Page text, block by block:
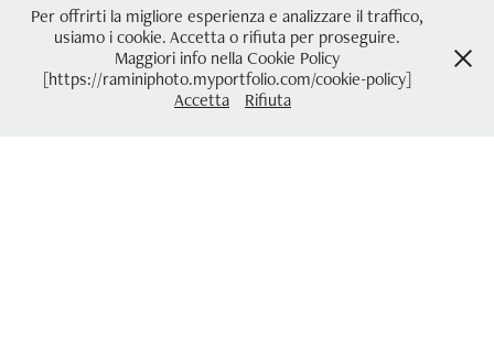
dispositivo automatico e, se tecnicamente fattibile, di trasmetterli a un
altro titolare senza impedimenti.
Diritto di opposizione (Art. 21 GDPR): Opporti in qualsiasi momento al
trattamento dei tuoi Dati Personali, per motivi connessi alla tua
situazione particolare.
Per offrirti la migliore esperienza e analizzare il traffico,
usiamo i cookie. Accetta o rifiuta per proseguire.
Maggiori info nella Cookie Policy
[https://raminiphoto.myportfolio.com/cookie-policy]
Accetta
Rifiuta